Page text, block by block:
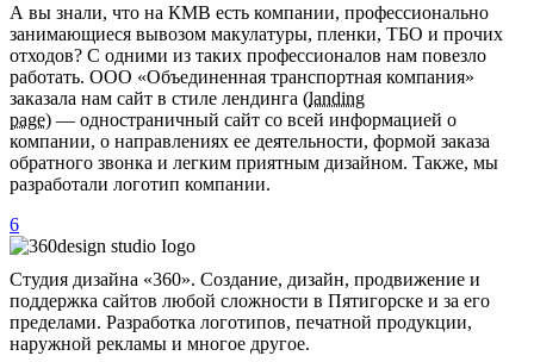
А вы знали, что на КМВ есть компании, профессионально
занимающиеся вывозом макулатуры, пленки, ТБО и прочих
отходов? С одними из таких профессионалов нам повезло
работать. ООО «Объединенная транспортная компания»
заказала нам сайт в стиле лендинга (landing
page) — одностраничный сайт со всей информацией о
компании, о направлениях ее деятельности, формой заказа
обратного звонка и легким приятным дизайном. Также, мы
разработали логотип компании.
6
Студия дизайна «360». Создание, дизайн, продвижение и
поддержка сайтов любой сложности в Пятигорске и за его
пределами. Разработка логотипов, печатной продукции,
наружной рекламы и многое другое.